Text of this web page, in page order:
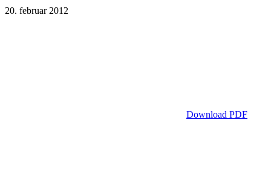
20. februar 2012
Download PDF